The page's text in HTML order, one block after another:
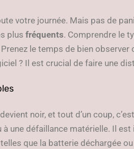
votre journée. Mais pas de
plus fréquents. Comprendre le
le temps de bien observer
? Il est crucial de faire une
noir, et tout d’un coup,
à une défaillance matérielle. Il
que la batterie déchargée ou